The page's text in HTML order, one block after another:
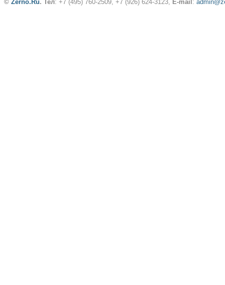
© Zerno.Ru. Тел: +7 (495) 760-2509, +7 (926) 624-3123, E-mail :